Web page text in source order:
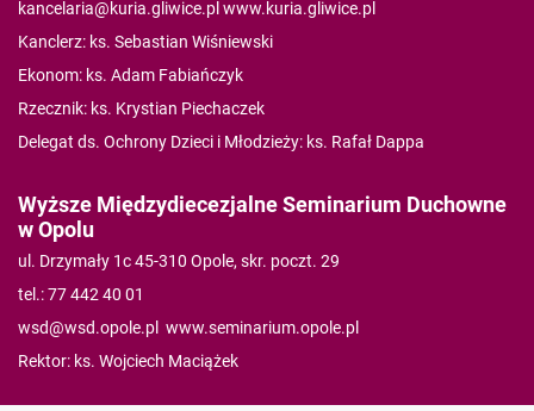
kancelaria@kuria.gliwice.pl www.kuria.gliwice.pl
Kanclerz: ks. Sebastian Wiśniewski
Ekonom: ks. Adam Fabiańczyk
Rzecznik: ks. Krystian Piechaczek
Delegat ds. Ochrony Dzieci i Młodzieży: ks. Rafał Dappa
Wyższe Międzydiecezjalne Seminarium Duchowne
w Opolu
ul. Drzymały 1c 45-310 Opole, skr. poczt. 29
tel.: 77 442 40 01
wsd@wsd.opole.pl www.seminarium.opole.pl
Rektor: ks. Wojciech Maciążek